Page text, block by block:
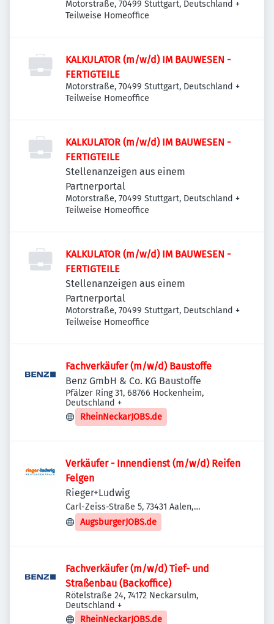
Motorstraße, 70499 Stuttgart, Deutschland +
Teilweise Homeoffice
KALKULATOR (m/w/d) IM BAUWESEN -
FERTIGTEILE
Motorstraße, 70499 Stuttgart, Deutschland +
Teilweise Homeoffice
KALKULATOR (m/w/d) IM BAUWESEN -
FERTIGTEILE
Stellenanzeigen aus einem
Partnerportal
Motorstraße, 70499 Stuttgart, Deutschland +
Teilweise Homeoffice
KALKULATOR (m/w/d) IM BAUWESEN -
FERTIGTEILE
Stellenanzeigen aus einem
Partnerportal
Motorstraße, 70499 Stuttgart, Deutschland +
Teilweise Homeoffice
Fachverkäufer (m/w/d) Baustoffe
Benz GmbH & Co. KG Baustoffe
Pfälzer Ring 31, 68766 Hockenheim,
Deutschland +
RheinNeckarJOBS.de
Verkäufer - Innendienst (m/w/d) Reifen
Felgen
Rieger+Ludwig
Carl-Zeiss-Straße 5, 73431 Aalen,
Deutschland
AugsburgerJOBS.de
Fachverkäufer (m/w/d) Tief- und
Straßenbau (Backoffice)
Rötelstraße 24, 74172 Neckarsulm,
Deutschland +
RheinNeckarJOBS.de